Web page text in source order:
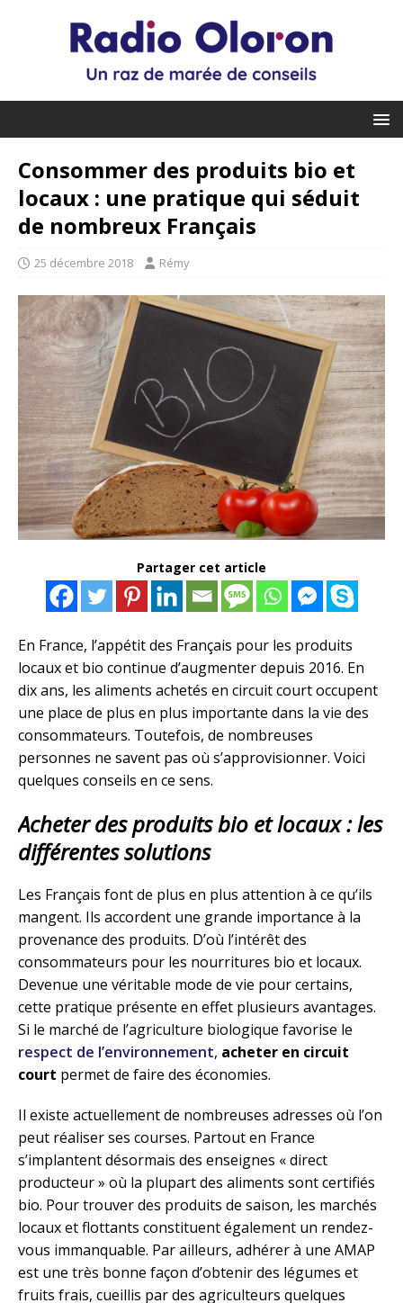
Consommer des produits bio et
locaux : une pratique qui séduit
de nombreux Français
25 décembre 2018 Rémy
Partager cet article
En France, l’appétit des Français pour les produits
locaux et bio continue d’augmenter depuis 2016. En
dix ans, les aliments achetés en circuit court occupent
une place de plus en plus importante dans la vie des
consommateurs. Toutefois, de nombreuses
personnes ne savent pas où s’approvisionner. Voici
quelques conseils en ce sens.
Acheter des produits bio et locaux : les
différentes solutions
Les Français font de plus en plus attention à ce qu’ils
mangent. Ils accordent une grande importance à la
provenance des produits. D’où l’intérêt des
consommateurs pour les nourritures bio et locaux.
Devenue une véritable mode de vie pour certains,
cette pratique présente en effet plusieurs avantages.
Si le marché de l’agriculture biologique favorise le
respect de l’environnement, acheter en circuit
court permet de faire des économies.
Il existe actuellement de nombreuses adresses où l’on
peut réaliser ses courses. Partout en France
s’implantent désormais des enseignes « direct
producteur » où la plupart des aliments sont certifiés
bio. Pour trouver des produits de saison, les marchés
locaux et flottants constituent également un rendez-
vous immanquable. Par ailleurs, adhérer à une AMAP
est une très bonne façon d’obtenir des légumes et
fruits frais, cueillis par des agriculteurs quelques